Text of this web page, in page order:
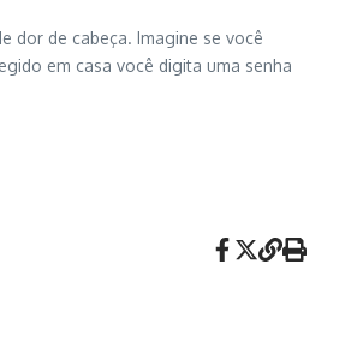
dor de cabeça. Imagine se você
em casa você digita uma senha